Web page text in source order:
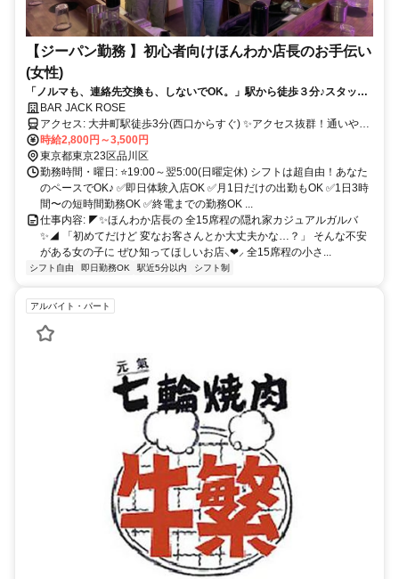
【ジーパン勤務 】初心者向けほんわか店長のお手伝い
(女性)
「ノルマも、連絡先交換も、しないでOK。」駅から徒歩３分♪スタッフ
の想いの店長の働きやすいカジュアルガルバが誕生しました◎ ジーパン
で出勤OK・日払い可♪こんな素敵なガルバ、他にありますか？
BAR JACK ROSE
アクセス: 大井町駅徒歩3分(西口からすぐ) ✨アクセス抜群！通いやす
さが自慢です✨ 大井町駅（JR京浜東北線／東急大井町線 りんかい
線）から徒歩すぐ！ 品川駅・蒲田駅・大森駅・川崎駅 横浜駅・田町
駅・浜松町駅・新橋駅 東京駅など JR沿線の主要エリアからの アクセ
スはどれも抜群✨ 東急大井町線エリアからも便利で、 自由が丘駅・
二子玉川駅・中延駅 上野毛駅・尾山台駅・等々力駅 九品仏駅からス
イスイ通勤♪ りんかい線沿線からは、 新木場駅・東雲駅・国際展示場
駅 東京テレポート駅 天王洲アイル駅も直通⭕ さらに、渋谷駅・新宿
駅・恵比寿駅 五反田駅・武蔵小杉駅からも 乗換1回以内でスムーズに
通えます✨ 「駅チカ」「通勤ラク」「どこからでも来やすい」 そん
♡━━━━━━━━━━━━━━━♡꘎
時給2,800円～3,500円
東京都東京23区品川区
勤務時間・曜日: ⭐19:00～翌5:00(日曜定休) シフトは超自由！あなた
のペースでOK♪ ✅即日体験入店OK ✅月1日だけの出勤もOK ✅1日3時
間〜の短時間勤務OK ✅終電までの勤務OK ...
仕事内容: ◤✨ほんわか店長の 全15席程の隠れ家カジュアルガルバ
✨◢ 「初めてだけど 変なお客さんとか大丈夫かな…？」 そんな不安
がある女の子に ぜひ知ってほしいお店⸜❤︎⸝ 全15席程の小さ...
シフト自由 即日勤務OK 駅近5分以内 シフト制
アルバイト・パート